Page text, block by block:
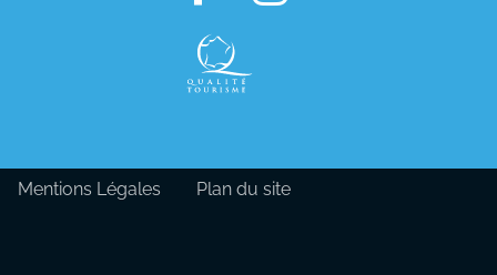
Mentions Légales Plan du site